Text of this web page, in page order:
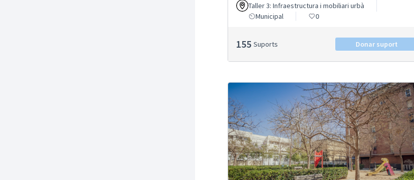
Taller 3: Infraestructura i mobiliari urbà
Municipal
0
155 Suports Donar suport